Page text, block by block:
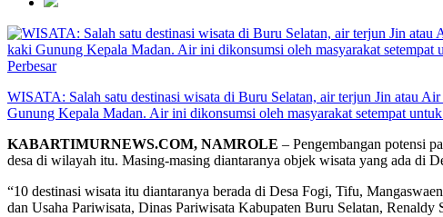
Perbesar
WISATA: Salah satu destinasi wisata di Buru Selatan, air terjun Jin atau
Gunung Kepala Madan. Air ini dikonsumsi oleh masyarakat setempat
KABARTIMURNEWS.COM, NAMROLE – Pengembangan potensi
desa di wilayah itu. Masing-masing diantaranya objek wisata yang ada di
“10 destinasi wisata itu diantaranya berada di Desa Fogi, Tifu,
dan Usaha Pariwisata, Dinas Pariwisata Kabupaten Buru Selatan,